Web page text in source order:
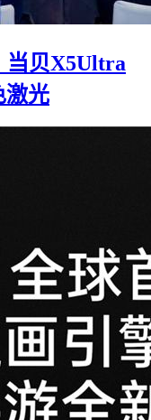
当贝X5Ultra
激光